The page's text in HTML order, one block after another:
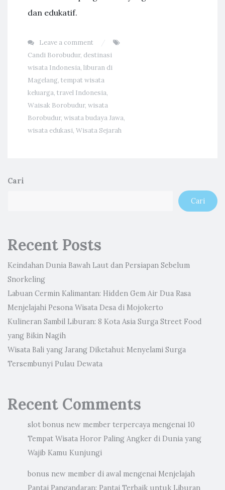
dan edukatif.
Leave a comment
Candi Borobudur, destinasi
wisata Indonesia, liburan di
Magelang, tempat wisata
keluarga, travel Indonesia,
Waisak Borobudur, wisata
Borobudur, wisata budaya Jawa,
wisata edukasi, Wisata Sejarah
Cari
Cari
Recent Posts
Keindahan Dunia Bawah Laut dan Persiapan Sebelum
Snorkeling
Labuan Cermin Kalimantan: Hidden Gem Air Dua Rasa
Menjelajahi Pesona Wisata Desa di Mojokerto
Kulineran Sambil Liburan: 8 Kota Asia Surga Street Food
yang Bikin Nagih
Wisata Bali yang Jarang Diketahui: Menyelami Surga
Tersembunyi Pulau Dewata
Recent Comments
slot bonus new member terpercaya mengenai 10
Tempat Wisata Horor Paling Angker di Dunia yang
Wajib Kamu Kunjungi
bonus new member di awal mengenai Menjelajah
Pantai Pangandaran: Pantai Terbaik untuk Liburan